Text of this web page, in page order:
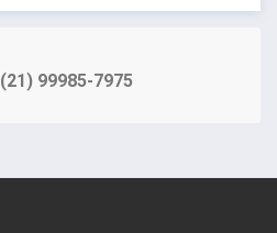
(21) 99985-7975